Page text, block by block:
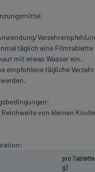
täglich eine Filmtablette
mit etwas Wasser ein.
empfohlene tägliche
von kleinen
pro Tablette
g)